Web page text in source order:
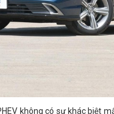
không có sự khác biệt